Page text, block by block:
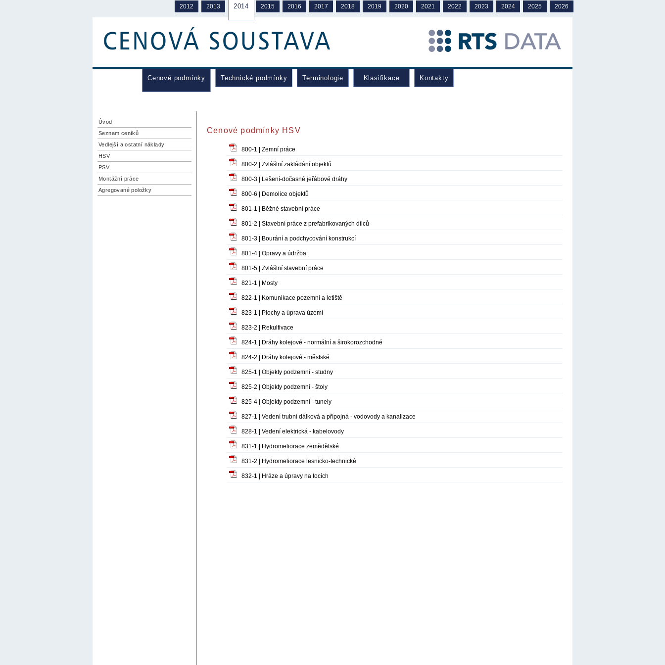
2012 2013 2014 2015 2016 2017 2018 2019 2020 2021 2022 2023 2024 2025 2026
Cenové podmínky Technické podmínky Terminologie Klasifikace Kontakty
Úvod
Seznam ceníků
Vedlejší a ostatní náklady
HSV
PSV
Montážní práce
Agregované položky
Cenové podmínky HSV
800-1 | Zemní práce
800-2 | Zvláštní zakládání objektů
800-3 | Lešení-dočasné jeřábové dráhy
800-6 | Demolice objektů
801-1 | Běžné stavební práce
801-2 | Stavební práce z prefabrikovaných dílců
801-3 | Bourání a podchycování konstrukcí
801-4 | Opravy a údržba
801-5 | Zvláštní stavební práce
821-1 | Mosty
822-1 | Komunikace pozemní a letiště
823-1 | Plochy a úprava území
823-2 | Rekultivace
824-1 | Dráhy kolejové - normální a širokorozchodné
824-2 | Dráhy kolejové - městské
825-1 | Objekty podzemní - studny
825-2 | Objekty podzemní - štoly
825-4 | Objekty podzemní - tunely
827-1 | Vedení trubní dálková a přípojná - vodovody a kanalizace
828-1 | Vedení elektrická - kabelovody
831-1 | Hydromeliorace zemědělské
831-2 | Hydromeliorace lesnicko-technické
832-1 | Hráze a úpravy na tocích